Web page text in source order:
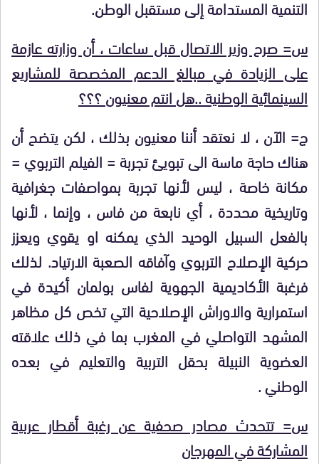
التنمية المستدامة إلى مستقبل الوطن.
س= صرح وزير الاتصال قبل ساعات ، أن وزارته عازمة
على الزيادة في مبالغ الدعم المخصصة للمشاريع
السينمائية الوطنية ..هل انتم معنيون ؟؟؟
ج= الآن ، لا نعتقد أننا معنيون بذلك ، لكن يتضح أن
هناك حاجة ماسة الى تبويئ تجربة = الفيلم التربوي =
مكانة خاصة ، ليس لأنها تجربة بمواصفات جغرافية
وتاريخية محددة ، أي نابعة من فاس ، وإنما ، لأنها
بالفعل السبيل الوحيد الذي يمكنه او يقوي ويعزز
حركية الإصلاح التربوي وآفاقه الصعبة الارتياد. لذلك
فرغبة الأكاديمية الجهوية لفاس بولمان أكيدة في
استمرارية والاوراش الإصلاحية التي تخص كل مظاهر
المشهد التواصلي في المغرب بما في ذلك علاقته
العضوية النبيلة بحقل التربية والتعليم في بعده
الوطني .
س= تتحدث مصادر صحفية عن رغبة أقطار عربية
المشاركة في المهرجان